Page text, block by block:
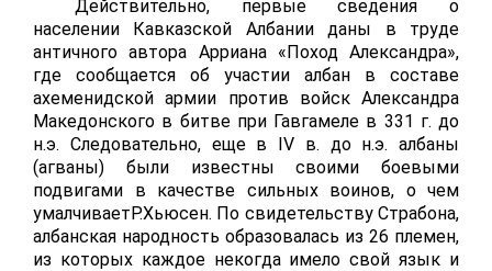
Действительно, первые сведения о
населении Кавказской Албании даны в труде
античного автора Арриана «Поход Александра»,
где сообщается об участии албан в составе
ахеменидской армии против войск Александра
Македонского в битве при Гавгамеле в 331 г. до
н.э. Следовательно, еще в IV в. до н.э. албаны
(агваны) были известны своими боевыми
подвигами в качестве сильных воинов, о чем
умалчиваетР.Хьюсен. По свидетельству Страбона,
албанская народность образовалась из 26 племен,
из которых каждое некогда имело свой язык и